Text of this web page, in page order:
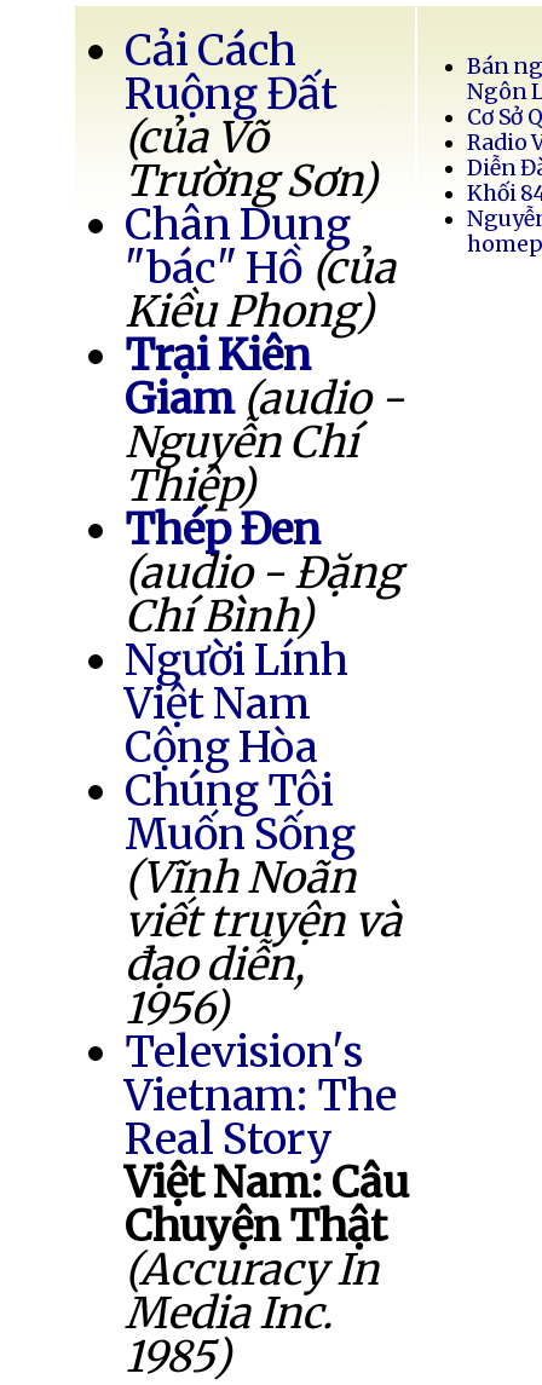
Cải Cách
Ruộng Đất
(của Võ
Trường Sơn)
Chân Dung
"bác" Hồ (của
Kiều Phong)
Trại Kiên
Giam (audio -
Nguyễn Chí
Thiệp)
Thép Đen
(audio - Đặng
Chí Bình)
Người Lính
Việt Nam
Cộng Hòa
Chúng Tôi
Muốn Sống
(Vĩnh Noãn
viết truyện và
đạo diễn,
1956)
Television's
Vietnam: The
Real Story
Việt Nam: Câu
Chuyện Thật
(Accuracy In
Media Inc.
1985)
Bán
Ngôn
Cơ Sở
Radio
Diễn
Khối